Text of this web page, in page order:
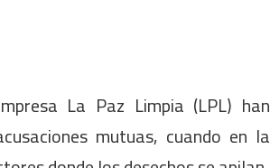
La Paz Limpia (LPL) han
mutuas, cuando en la